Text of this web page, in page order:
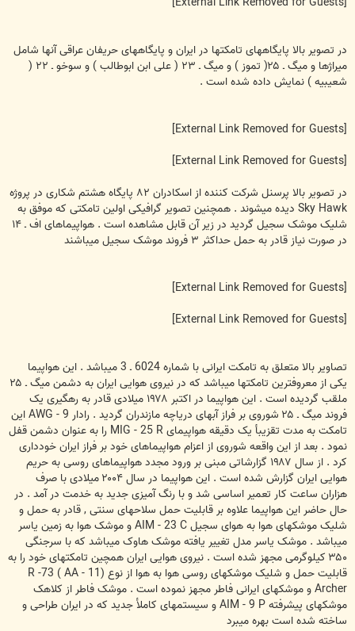
در تصوير بالا پايگاههای تامکتها در ايران و پايگاههای حريفان عراقی آنها شامل
ميراژها و ميگ ـ ۲۵( تموز ) و ميگ ـ ۲۳ ( علی ابن ابوطالب ) و سوخو ـ ۲۲ (
شعيبيه ) نمايش داده شده است .
در تصوير بالا پرسنل شرکت کننده از اسکادران ۸۲ پايگاه هشتم شکاری در پروژه
Sky Hawk ديده ميشوند . همچنين تصوير گرافيکی اولين تامکتی که موفق به
شليک موشک سجيل گرديد در زير آن قابل مشاهده است . هواپيماهای اف ـ ۱۴
در صورت نياز قادر به حمل حداکثر ۳ فروند موشک سجيل ميباشند
تصاوير بالا متعلق به تامکت ايرانی با شماره 6024 ـ 3 ميباشد . اين هواپيما
يکی از معروفترين تامکتها ميباشد که در نيروی هوايی ايران به دشمن ميگ ـ ۲۵
ملقب گرديده است . اين هواپيما در اکتبر ۱۹۷۸ ميلادی قادر به رهگيری يک
فروند ميگ ـ ۲۵ شوروی بر فراز آبهای درياچه مازندران گرديد . رادار AWG - 9 اين
تامکت به مدت تقزيبأ يک دقيقه هواپيمای MIG - 25 R را به عنوان دشمن قفل
نمود . بعد از اين واقعه شوروی از اعزام هواپيماهای خود بر فراز ايران خودداری
کرد . از سال ۱۹۸۷ گزارشاتی مبنی بر ورود مجدد هواپيماهای روسی به حريم
هوايی ايران گزارش شده است . اين هواپيما در سال ۲۰۰۴ ميلادی با صرف
هزاران ساعت کار تعمير اساسی شد و با رنگ آميزی جديد به خدمت در آمد . در
حال حاضر اين هواپيما علاوه بر قابليت حمل سلاحهای سنتی , قادر به حمل و
شليک موشکهای هوا به هوای سجيل AIM - 23 C و موشک هوا به زمين ياسر
ميباشد . موشک ياسر مدل تغيير يافته موشک هاوک ميباشد که با سرجنگی
۳۵۰ کيلوگرمی مجهز شده است . نيروی هوايی ايران همچين تامکتهای خود را به
قابليت حمل و شليک موشکهای روسی هوا به هوا از نوع (R -73 ( AA - 11
Archer و موشکهای ايرانی فاطر مجهز نموده است . موشک فاطر از کلاهک
موشکهای پيشرفته AIM - 9 P و سيستمهای کاملأ جديد که در ايران طراحی و
ساخته شده است بهره ميبرد